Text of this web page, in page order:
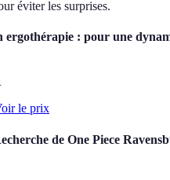
éviter les surprises.
ergothérapie : pour une
le prix
de One Piece